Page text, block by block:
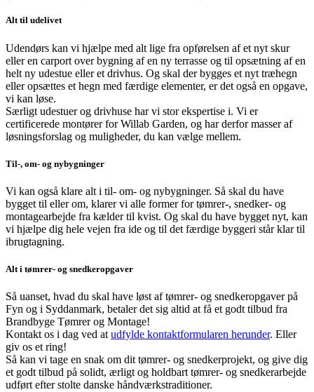
Alt til udelivet
Udendørs kan vi hjælpe med alt lige fra opførelsen af et nyt skur
eller en carport over bygning af en ny terrasse og til opsætning af en
helt ny udestue eller et drivhus. Og skal der bygges et nyt træhegn
eller opsættes et hegn med færdige elementer, er det også en opgave,
vi kan løse.
Særligt udestuer og drivhuse har vi stor ekspertise i. Vi er
certificerede montører for Willab Garden, og har derfor masser af
løsningsforslag og muligheder, du kan vælge mellem.
Til-, om- og nybygninger
Vi kan også klare alt i til- om- og nybygninger. Så skal du have
bygget til eller om, klarer vi alle former for tømrer-, snedker- og
montagearbejde fra kælder til kvist. Og skal du have bygget nyt, kan
vi hjælpe dig hele vejen fra ide og til det færdige byggeri står klar til
ibrugtagning.
Alt i tømrer- og snedkeropgaver
Så uanset, hvad du skal have løst af tømrer- og snedkeropgaver på
Fyn og i Syddanmark, betaler det sig altid at få et godt tilbud fra
Brandbyge Tømrer og Montage!
Kontakt os i dag ved at udfylde kontaktformularen herunder. Eller
giv os et ring!
Så kan vi tage en snak om dit tømrer- og snedkerprojekt, og give dig
et godt tilbud på solidt, ærligt og holdbart tømrer- og snedkerarbejde
udført efter stolte danske håndværkstraditioner.